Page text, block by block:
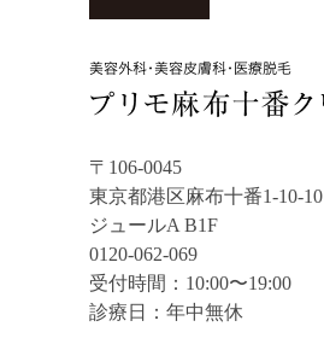
〒106-0045
東京都港区麻布十番1-10-10
ジュールA B1F
0120-062-069
受付時間：10:00〜19:00
診療日：年中無休